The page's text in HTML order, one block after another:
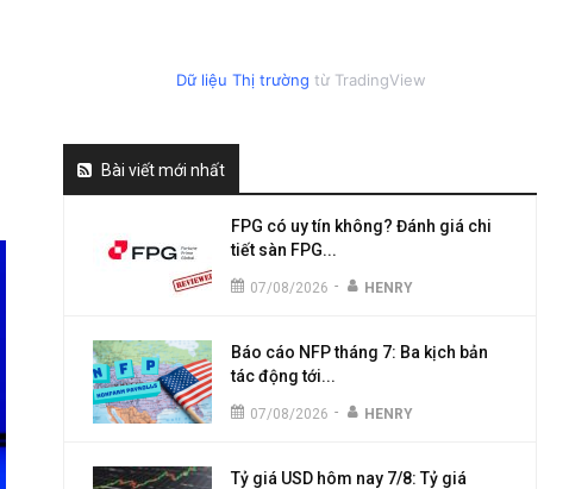
Dữ liệu Thị trường từ TradingView
Bài viết mới nhất
FPG có uy tín không? Đánh giá chi
tiết sàn FPG...
07/08/2026 - HENRY
Báo cáo NFP tháng 7: Ba kịch bản
tác động tới...
07/08/2026 - HENRY
Tỷ giá USD hôm nay 7/8: Tỷ giá